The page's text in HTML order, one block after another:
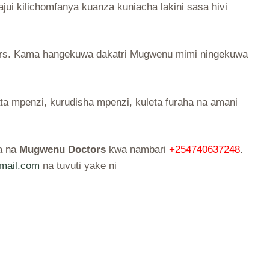
kilichomfanya kuanza kuniacha lakini sasa hivi
Kama hangekuwa dakatri Mugwenu mimi ningekuwa
mpenzi, kurudisha mpenzi, kuleta furaha na amani
na Mugwenu Doctors kwa nambari +254740637248.
na tuvuti yake ni